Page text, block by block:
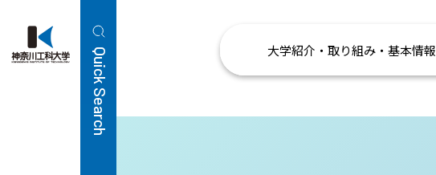
Quick Search 大学紹介・取り組み・基本情報